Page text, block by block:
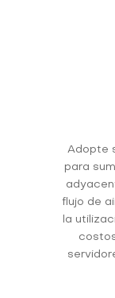
Adopte
para
flujo de
la